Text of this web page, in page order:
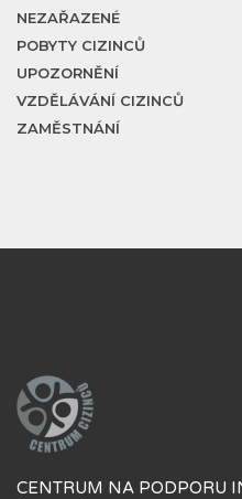
NEZAŘAZENÉ
POBYTY CIZINCŮ
UPOZORNĚNÍ
VZDĚLÁVÁNÍ CIZINCŮ
ZAMĚSTNÁNÍ
CENTRUM NA PODPORU